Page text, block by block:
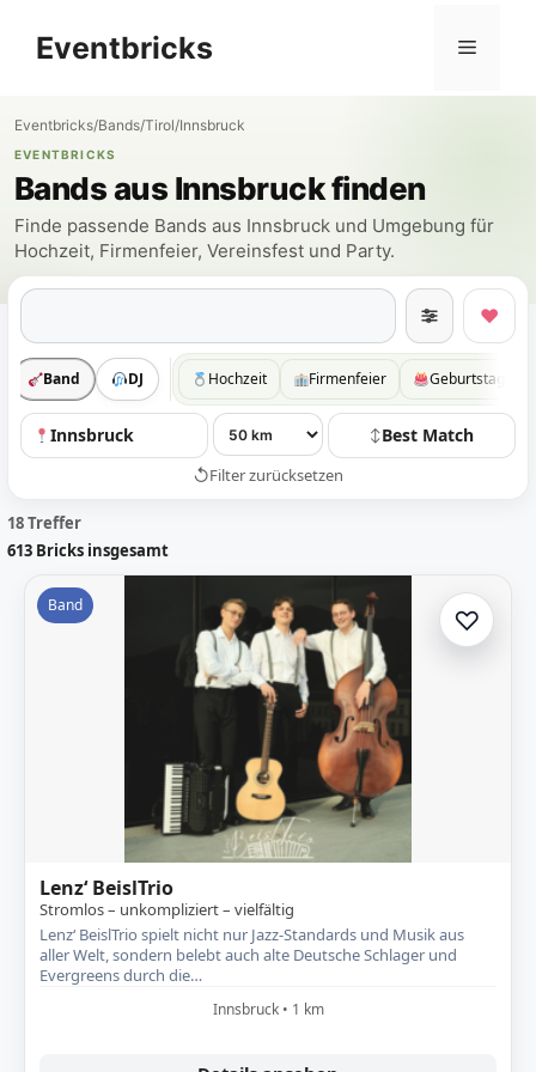
InhaltEventbricks Menü
Eventbricks/Bands/Tirol/Innsbruck
EVENTBRICKS
Bands aus Innsbruck finden
Finde passende Bands aus Innsbruck und Umgebung für
Hochzeit, Firmenfeier, Vereinsfest und Party.
Suchen
♥
Band DJ Hochzeit Firmenfeier Geburtstag
Innsbruck ↕Best Match
↺Filter zurücksetzen
18 Treffer
613 Bricks insgesamt
Band ♡Zur
Lenz‘ BeislTrio
Stromlos – unkompliziert – vielfältig
Lenz‘ BeislTrio spielt nicht nur Jazz-Standards und Musik aus
aller Welt, sondern belebt auch alte Deutsche Schlager und
Evergreens durch die…
Innsbruck • 1 km